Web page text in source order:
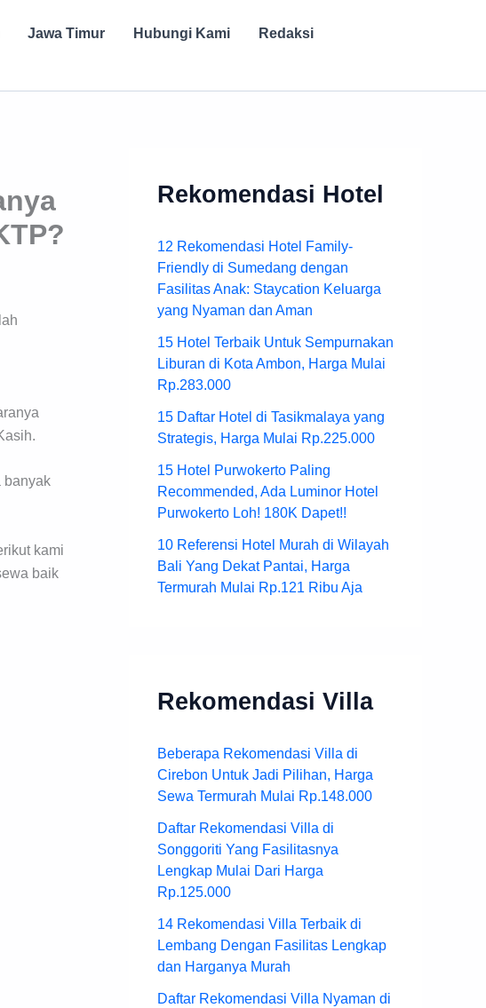
Jawa Timur Hubungi Kami
Redaksi
banyak
kami
baik
Rekomendasi Hotel
12 Rekomendasi Hotel Family-
Friendly di Sumedang dengan
Fasilitas Anak: Staycation Keluarga
yang Nyaman dan Aman
15 Hotel Terbaik Untuk Sempurnakan
Liburan di Kota Ambon, Harga Mulai
Rp.283.000
15 Daftar Hotel di Tasikmalaya yang
Strategis, Harga Mulai Rp.225.000
15 Hotel Purwokerto Paling
Recommended, Ada Luminor Hotel
Purwokerto Loh! 180K Dapet!!
10 Referensi Hotel Murah di Wilayah
Bali Yang Dekat Pantai, Harga
Termurah Mulai Rp.121 Ribu Aja
Rekomendasi Villa
Beberapa Rekomendasi Villa di
Cirebon Untuk Jadi Pilihan, Harga
Sewa Termurah Mulai Rp.148.000
Daftar Rekomendasi Villa di
Songgoriti Yang Fasilitasnya
Lengkap Mulai Dari Harga
Rp.125.000
14 Rekomendasi Villa Terbaik di
Lembang Dengan Fasilitas Lengkap
dan Harganya Murah
Daftar Rekomendasi Villa Nyaman di